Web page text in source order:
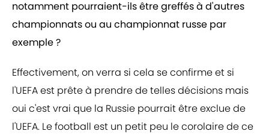
notamment pourraient-ils être greffés à d'autres
championnats ou au championnat russe par
exemple ?
Effectivement, on verra si cela se confirme et si
l'UEFA est prête à prendre de telles décisions mais
oui c'est vrai que la Russie pourrait être exclue de
l'UEFA. Le football est un petit peu le corolaire de ce